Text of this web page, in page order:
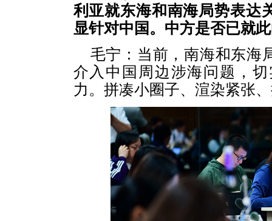
利亚就东海和南海局势表达
显针对中国。中方是否已就
毛宁：当前，南海和东海
介入中国周边涉海问题，
力。拼凑小圈子、渲染紧张